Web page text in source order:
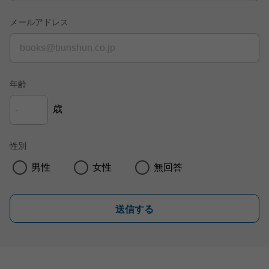
メールアドレス
年齢
歳
性別
男性 女性 無回答
送信する